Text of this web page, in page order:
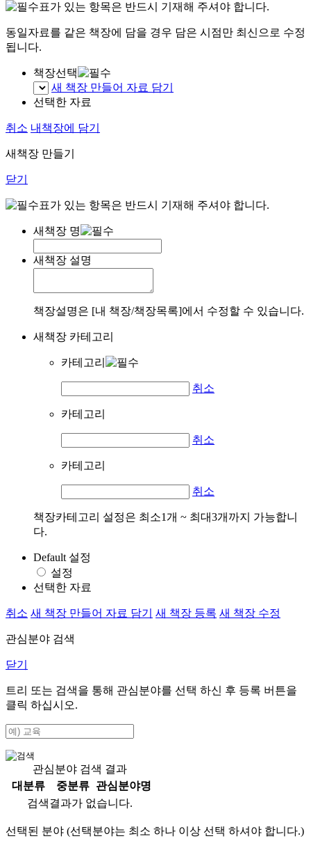
표가 있는 항목은 반드시 기재해 주셔야 합니다.
동일자료를 같은 책장에 담을 경우 담은 시점만 최신으로 수정
됩니다.
책장선택
새 책장 만들어 자료 담기
선택한 자료
취소 내책장에 담기
새책장 만들기
닫기
표가 있는 항목은 반드시 기재해 주셔야 합니다.
새책장 명
새책장 설명
책장설명은 [내 책장/책장목록]에서 수정할 수 있습니다.
새책장 카테고리
카테고리
취소
카테고리
취소
카테고리
취소
책장카테고리 설정은 최소1개 ~ 최대3개까지 가능합니
다.
Default 설정
설정
선택한 자료
취소 새 책장 만들어 자료 담기 새 책장 등록 새 책장 수정
관심분야 검색
닫기
트리 또는 검색을 통해 관심분야를 선택 하신 후 등록 버튼을
클릭 하십시오.
관심분야 검색 결과
대분류
중분류
관심분야명
검색결과가 없습니다.
선택된 분야 (선택분야는 최소 하나 이상 선택 하셔야 합니다.)